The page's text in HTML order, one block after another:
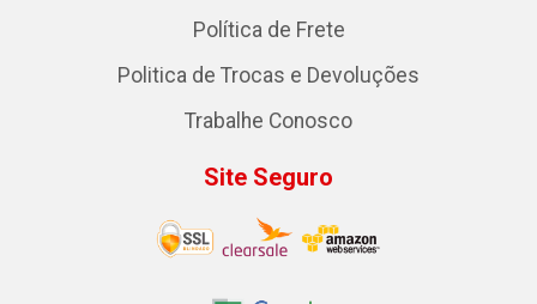
Política de Frete
Politica de Trocas e Devoluções
Trabalhe Conosco
Site Seguro